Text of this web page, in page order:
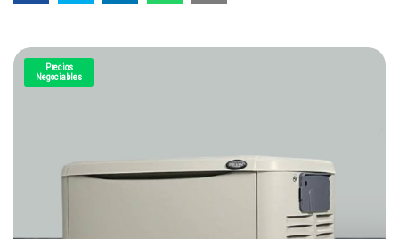
Precios
Negociables